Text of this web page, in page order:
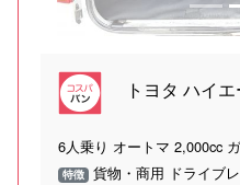
トヨタ ハイ
6人乗り オートマ 2,000cc
特徴 貨物・商用 ドライブ